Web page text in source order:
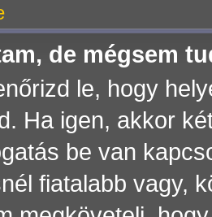
de mégsem
le, hogy
Ha igen, akkor
be van
fiatalabb vagy,